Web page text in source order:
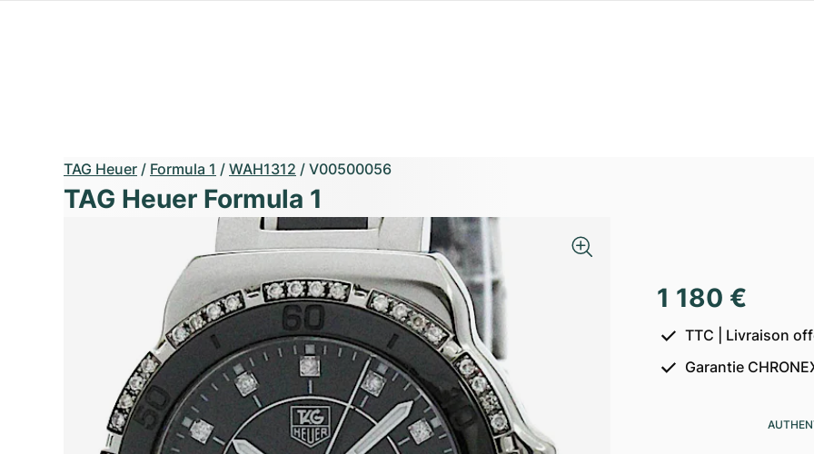
TAG Heuer / Formula 1 / WAH1312 / V00500056
TAG Heuer Formula 1
1 180 €
TTC | Livraison
Garantie